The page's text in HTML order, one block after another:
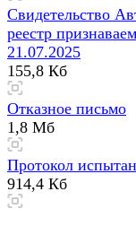
Свидетельство
реестр
21.07.2025
155,8 Кб
Отказное письмо
1,8 Мб
Протокол
914,4 Кб